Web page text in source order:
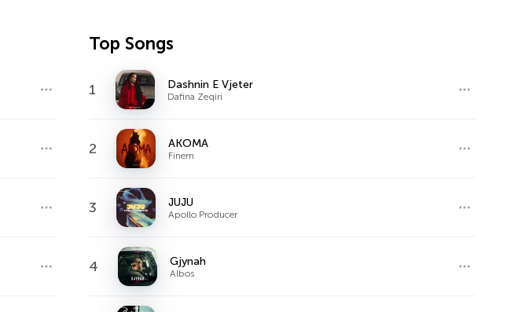
Top Songs
1 Dashnin E Vjeter
Dafina Zeqiri
2 AKOMA
Finem
3 JUJU
Apollo Producer
4 Gjynah
Albos